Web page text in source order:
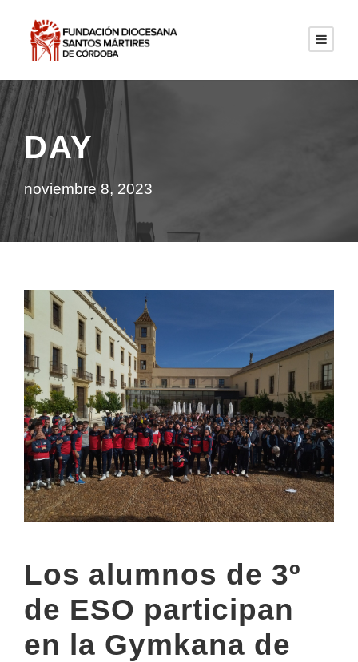
DAY
noviembre 8, 2023
Los alumnos de 3º
de ESO participan
en la Gymkana de